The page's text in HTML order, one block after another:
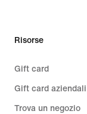
Risorse
Gift card
Gift card aziendali
Trova un negozio